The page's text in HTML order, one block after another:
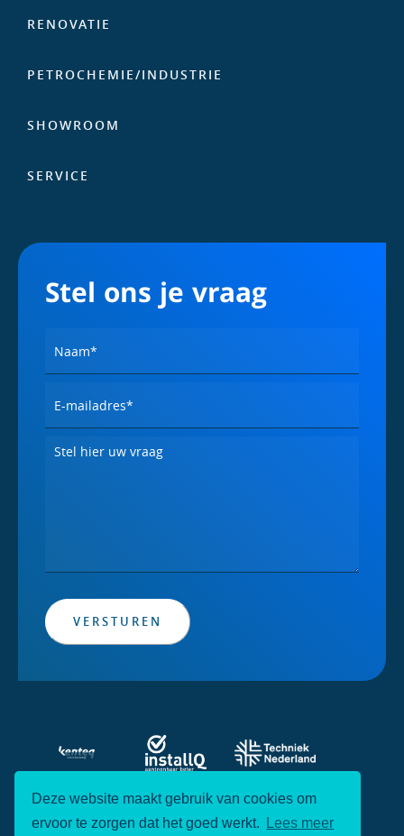
Deze website maakt gebruik van cookies om
ervoor te zorgen dat het goed werkt.
Lees meer
RENOVATIE
PETROCHEMIE/­INDUSTRIE
SHOWROOM
SERVICE
Stel ons je vraag
VERSTUREN